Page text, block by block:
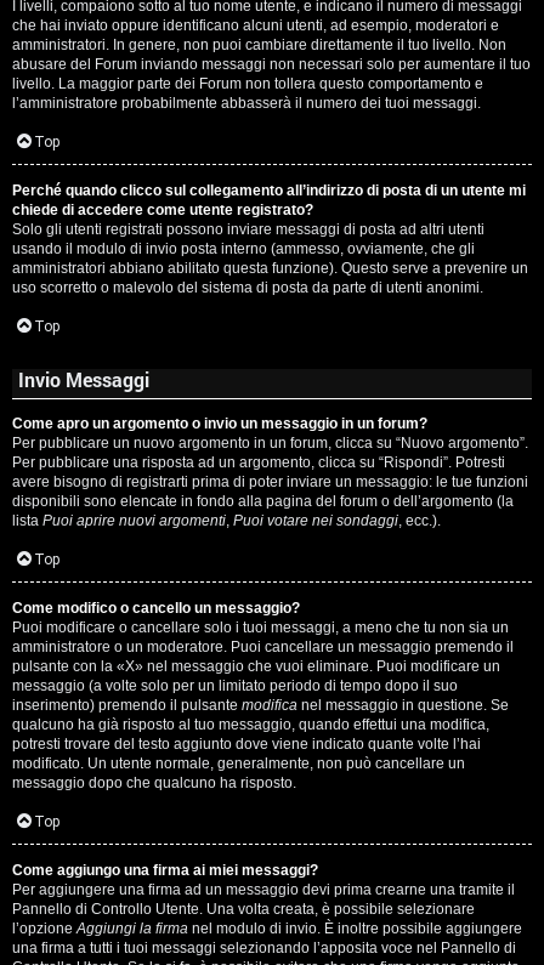
I livelli, compaiono sotto al tuo nome utente, e indicano il numero di messaggi
che hai inviato oppure identificano alcuni utenti, ad esempio, moderatori e
amministratori. In genere, non puoi cambiare direttamente il tuo livello. Non
abusare del Forum inviando messaggi non necessari solo per aumentare il tuo
livello. La maggior parte dei Forum non tollera questo comportamento e
l’amministratore probabilmente abbasserà il numero dei tuoi messaggi.
Top
Perché quando clicco sul collegamento all’indirizzo di posta di un utente mi
chiede di accedere come utente registrato?
Solo gli utenti registrati possono inviare messaggi di posta ad altri utenti
usando il modulo di invio posta interno (ammesso, ovviamente, che gli
amministratori abbiano abilitato questa funzione). Questo serve a prevenire un
uso scorretto o malevolo del sistema di posta da parte di utenti anonimi.
Top
Invio Messaggi
Come apro un argomento o invio un messaggio in un forum?
Per pubblicare un nuovo argomento in un forum, clicca su “Nuovo argomento”.
Per pubblicare una risposta ad un argomento, clicca su “Rispondi”. Potresti
avere bisogno di registrarti prima di poter inviare un messaggio: le tue funzioni
disponibili sono elencate in fondo alla pagina del forum o dell’argomento (la
lista Puoi aprire nuovi argomenti, Puoi votare nei sondaggi, ecc.).
Top
Come modifico o cancello un messaggio?
Puoi modificare o cancellare solo i tuoi messaggi, a meno che tu non sia un
amministratore o un moderatore. Puoi cancellare un messaggio premendo il
pulsante con la «X» nel messaggio che vuoi eliminare. Puoi modificare un
messaggio (a volte solo per un limitato periodo di tempo dopo il suo
inserimento) premendo il pulsante modifica nel messaggio in questione. Se
qualcuno ha già risposto al tuo messaggio, quando effettui una modifica,
potresti trovare del testo aggiunto dove viene indicato quante volte l’hai
modificato. Un utente normale, generalmente, non può cancellare un
messaggio dopo che qualcuno ha risposto.
Top
Come aggiungo una firma ai miei messaggi?
Per aggiungere una firma ad un messaggio devi prima crearne una tramite il
Pannello di Controllo Utente. Una volta creata, è possibile selezionare
l’opzioneAggiungi la firma nel modulo di invio. È inoltre possibile aggiungere
una firma a tutti i tuoi messaggi selezionando l’apposita voce nel Pannello di
n
o
P
l
a
n
e
t
P
e
r
c
o
r
s
i
M
u
s
i
c
a